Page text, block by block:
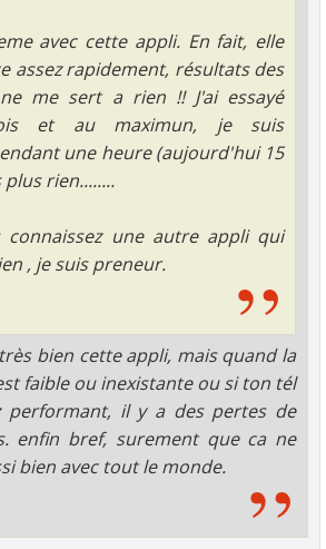
avec cette appli. En fait, elle
assez rapidement, résultats des
me sert a rien !! J'ai essayé
et au maximun, je suis
une heure (aujourd'hui 15
rien........
connaissez une autre appli qui
, je suis preneur.
bien cette appli, mais quand la
faible ou inexistante ou si ton tél
performant, il y a des pertes de
enfin bref, surement que ca ne
bien avec tout le monde.